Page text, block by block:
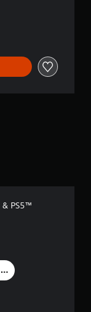
PS5™
un avis